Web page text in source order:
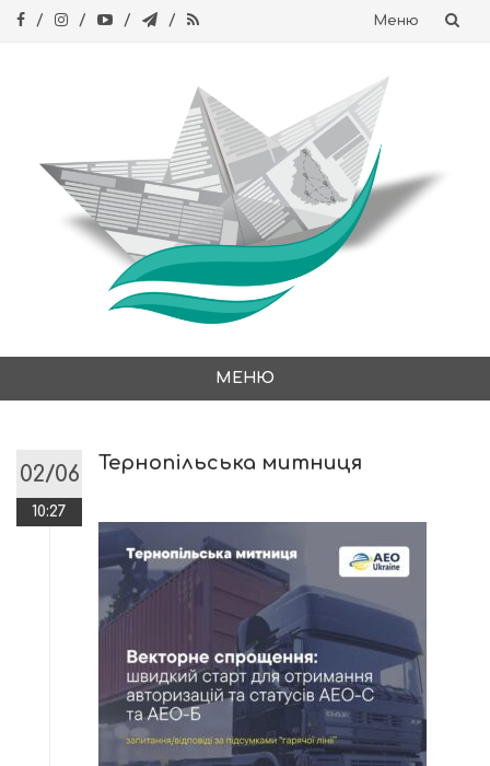
Меню
МЕНЮ
content
02/06
10:27
Тернопільська митниця